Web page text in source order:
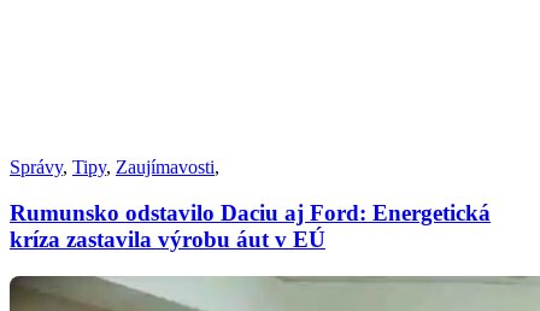
Správy, Tipy, Zaujímavosti,
Rumunsko odstavilo Daciu aj Ford: Energetická
kríza zastavila výrobu áut v EÚ